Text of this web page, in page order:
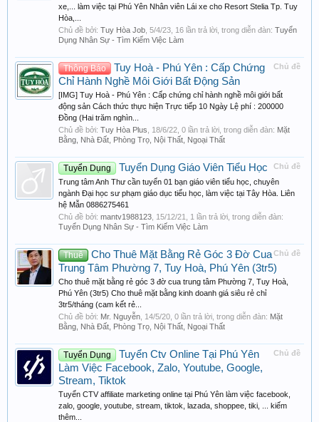
xe,... làm việc tại Phú Yên Nhân viên Lái xe cho Resort Stelia Tp. Tuy
Hòa,...
Chủ đề bởi: Tuy Hòa Job 5/4/23 , 16 lần trả lời, trong diễn đàn: Tuyển
Dụng Nhân Sự - Tìm Kiếm Việc Làm
Chủ đề
Thông Báo
Tuy Hoà - Phú Yên : Cấp Chứng
Chỉ Hành Nghề Môi Giới Bất Động Sản
[IMG] Tuy Hoà - Phú Yên : Cấp chứng chỉ hành nghề môi giới bất
động sản Cách thức thực hiện Trực tiếp 10 Ngày Lệ phí : 200000
Đồng (Hai trăm nghìn...
Chủ đề bởi: Tuy Hòa Plus 18/6/22 , 0 lần trả lời, trong diễn đàn: Mặt
Bằng, Nhà Đất, Phòng Trọ, Nội Thất, Ngoại Thất
Chủ đề
Tuyển Dụng Tuyển Dụng Giáo Viên Tiểu Học
Trung tâm Anh Thư cần tuyển 01 bạn giáo viên tiểu học, chuyên
ngành Đại học sư phạm giáo dục tiểu học, làm việc tại Tây Hòa. Liên
hệ Mẫn 0886275461
Chủ đề bởi: mantv1988123 15/12/21
, 1 lần trả lời, trong diễn đàn:
Tuyển Dụng Nhân Sự - Tìm Kiếm Việc Làm
Chủ đề
Thuê
Cho Thuê Mặt Bằng Rẻ Góc 3 Đờ Cua
Trung Tâm Phường 7, Tuy Hoà, Phú Yên (3tr5)
Cho thuê mặt bằng rẻ góc 3 đờ cua trung tâm Phường 7, Tuy Hoà,
Phú Yên (3tr5) Cho thuê mặt bằng kinh doanh giá siêu rẻ chỉ
3tr5/tháng (cam kết rẻ...
Chủ đề bởi: Mr. Nguyễn 14/5/20 , 0 lần trả lời, trong diễn đàn: Mặt
Bằng, Nhà Đất, Phòng Trọ, Nội Thất, Ngoại Thất
Chủ đề
Tuyển Dụng
Tuyển Ctv Online Tại Phú Yên
Làm Việc Facebook, Zalo, Youtube, Google,
Stream, Tiktok
Tuyển CTV affiliate marketing online tại Phú Yên làm việc facebook,
zalo, google, youtube, stream, tiktok, lazada, shoppee, tiki, ... kiếm
thêm...